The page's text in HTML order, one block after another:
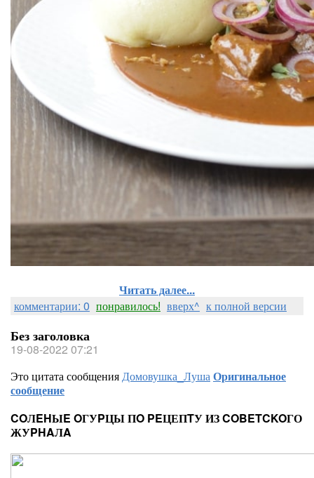
Читать далее...
комментарии: 0 понравилось! вверх^ к полной версии
Без заголовка
19-08-2022 07:21
Это цитата сообщенияДомовушка_ЛушаОригинальное
сообщение
COЛEHЫE OГУPЦЫ ПO PEЦЕПTУ ИЗ COBETCKOГО
ЖУPHAЛA